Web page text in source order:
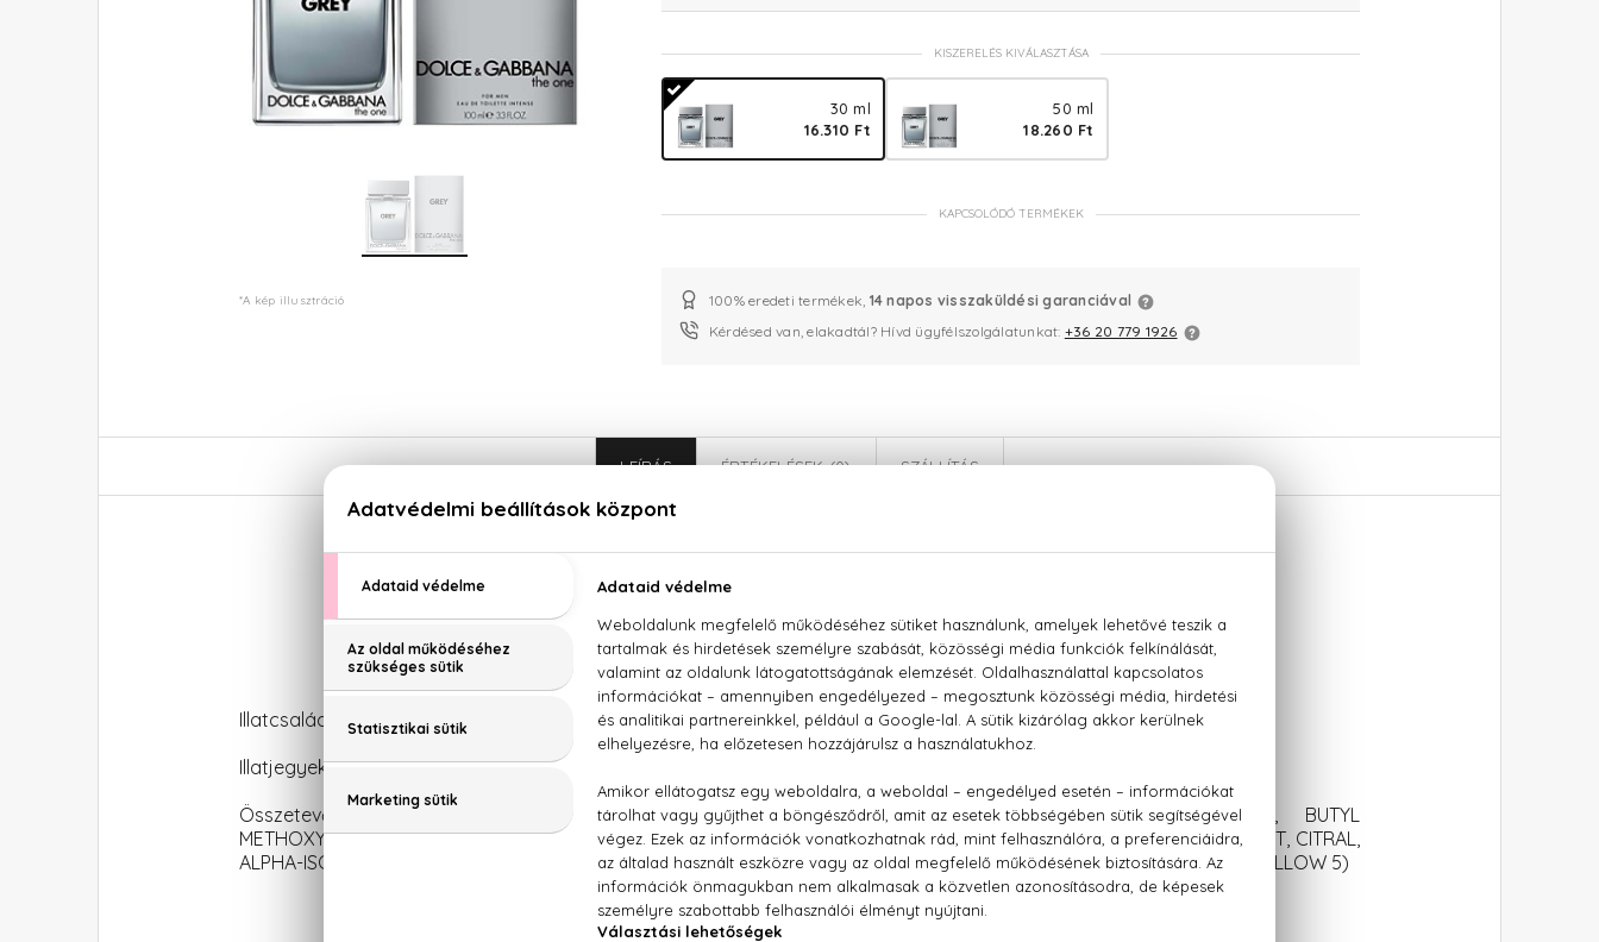
*A kép illusztráció
KISZERELÉS KIVÁLASZTÁSA
30 ml
16.310 Ft
50 ml
18.260 Ft
KAPCSOLÓDÓ TERMÉKEK
100% eredeti termékek, 14 napos visszaküldési garanciával
Kérdésed van, elakadtál? Hívd ügyfélszolgálatunkat: +36 20 779 1926
LEÍRÁS ÉRTÉKELÉSEK (0) SZÁLLÍTÁS
Dolce & Gabbana The One Grey Eau De Toilette Intense
Illatcsalád: Aromás-fás
Illatjegyek: Grapefruit, kardamom, levendula, vetiver, dohánylevél, szürke fás jegyek
Összetevők: ALCOHOL, PARFUM (FRAGRANCE), DIPROPYLENE GLYCOL, AQUA (WATER), LIMONENE, BUTYL
METHOXYDIBENZOYLMETHANE, HYDROXYCITRONELLAL, LINALOOL, ETHYLHEXYL METHOXYCINNAMATE, GERANIOL, BHT, CITRAL,
ALPHA-ISOMETHYL IONONE, CITRONELLOL, EUGENOL, FARNESOL, DISODIUM EDTA, CI 60730 (EXT. VIOLET 2), CI 19140 (YELLOW 5)